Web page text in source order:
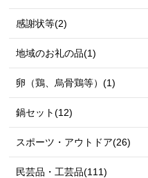
感謝状等(2)
地域のお礼の品(1)
卵（鶏、烏骨鶏等）(1)
鍋セット(12)
スポーツ・アウトドア(26)
民芸品・工芸品(111)